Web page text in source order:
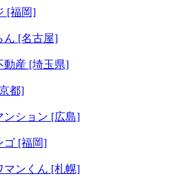
[福岡]
ん [名古屋]
動産 [埼玉県]
都]
ンション [広島]
ゴ [福岡]
マンくん [札幌]